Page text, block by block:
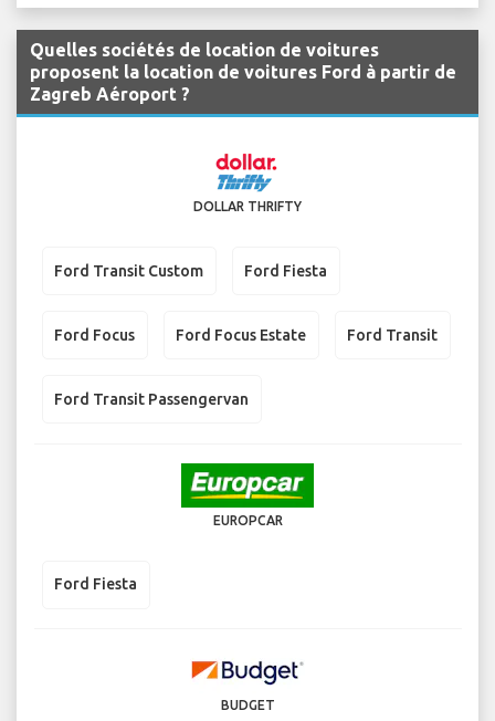
Quelles sociétés de location de voitures
proposent la location de voitures Ford à partir de
Zagreb Aéroport ?
DOLLAR THRIFTY
Ford Transit Custom Ford Fiesta
Ford Focus Ford Focus Estate Ford Transit
Ford Transit Passengervan
EUROPCAR
Ford Fiesta
BUDGET